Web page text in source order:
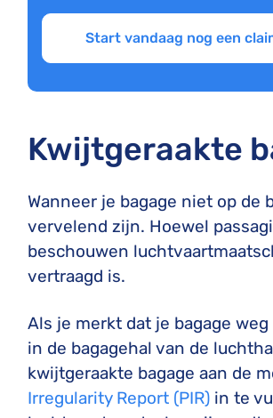
Start vandaag nog een
Kwijtgeraakte
Wanneer je bagage niet op
vervelend zijn. Hoewel
beschouwen
vertraagd is.
Als je merkt dat je bagage
in de bagagehal van de
kwijtgeraakte bagage aan de
Irregularity Report (PIR) in te